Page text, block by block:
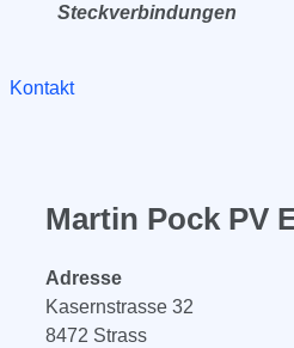
Steckverbindungen
Kontakt
Martin Pock PV
Adresse
Kasernstrasse 32
8472 Strass